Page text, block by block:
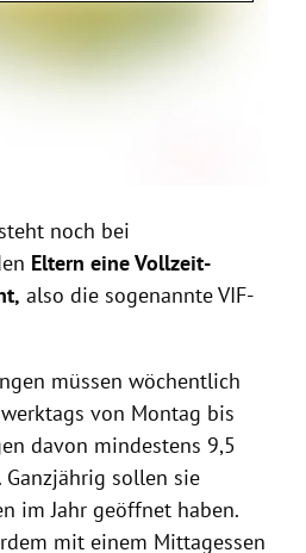
noch bei
Eltern eine Vollzeit-
also die sogenannte VIF-
müssen wöchentlich
von Montag bis
davon mindestens 9,5
sollen sie
im Jahr geöffnet haben.
mit einem Mittagessen